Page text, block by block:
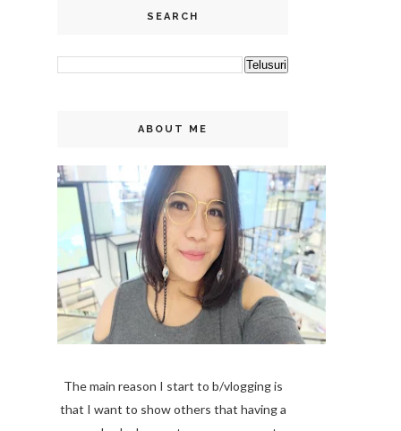
SEARCH
ABOUT ME
The main reason I start to b/vlogging is
that I want to show others that having a